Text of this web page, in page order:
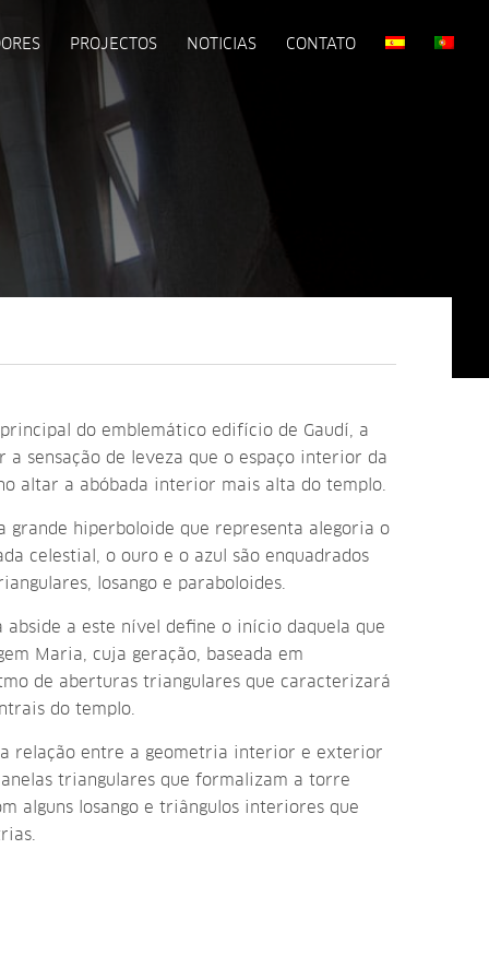
PROJECTOS NOTICIAS CONTATO
do emblemático edifício de Gaudí, a
a sensação de leveza que o espaço interior da
altar a abóbada interior mais alta do templo.
grande hiperboloide que representa alegoria o
celestial, o ouro e o azul são enquadrados
losango e paraboloides.
a este nível define o início daquela que
Maria, cuja geração, baseada em
de aberturas triangulares que caracterizará
do templo.
relação entre a geometria interior e exterior
triangulares que formalizam a torre
alguns losango e triângulos interiores que